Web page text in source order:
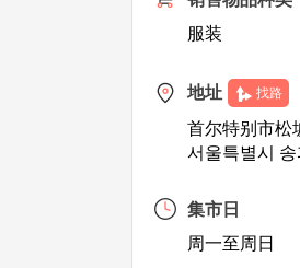
服装
地址 找路
首尔特别市松
서울특별시
集市日
周一至周日